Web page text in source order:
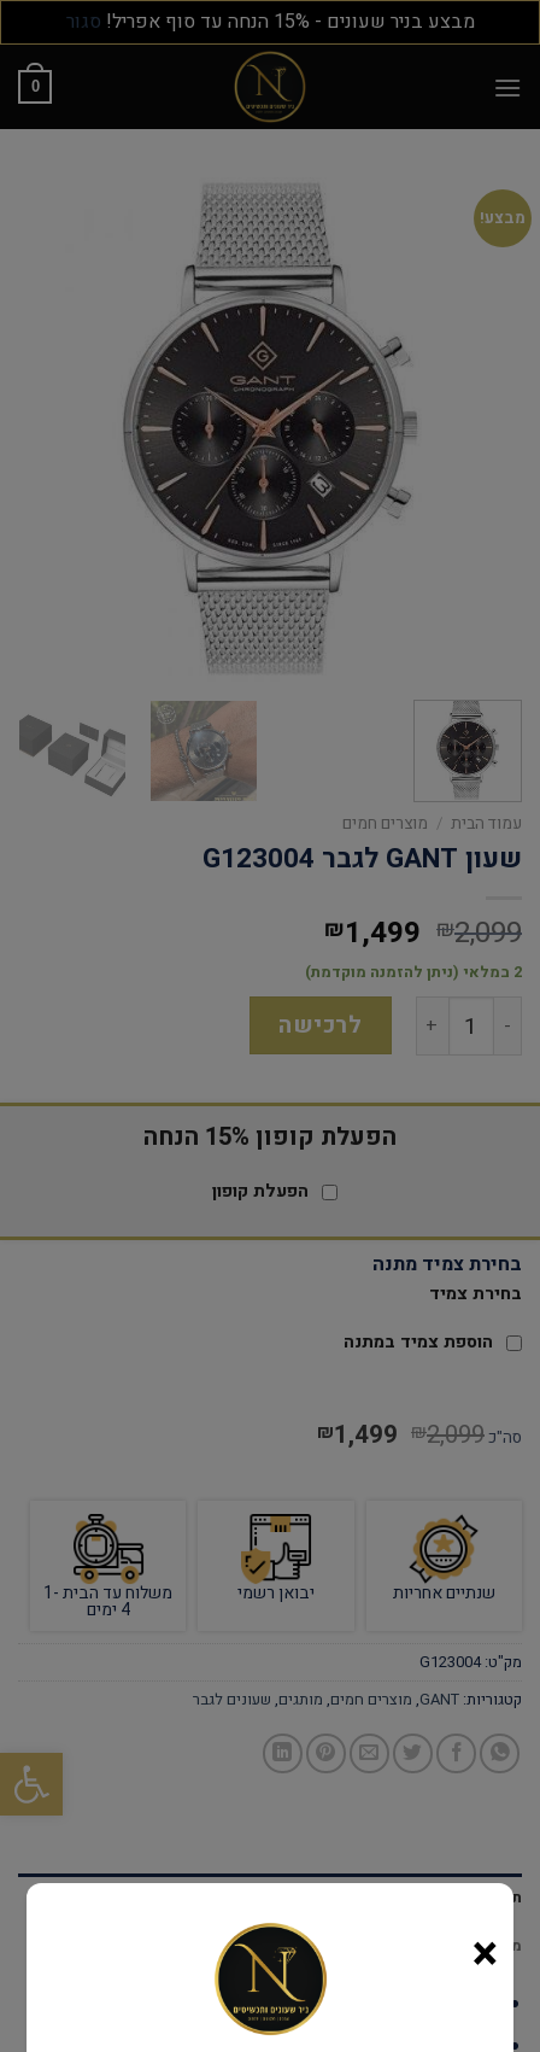
פתח
מבצע בניר שעונים - 15% הנחה עד סוף אפריל! סגור
0
מבצע!
עמוד הבית / מוצרים חמים
שעון GANT לגבר G123004
₪2,099
₪1,499
2 במלאי (ניתן להזמנה מוקדמת)
לרכישה
הפעלת קופון 15% הנחה
הפעלת קופון
בחירת צמיד מתנה
בחירת צמיד
הוספת צמיד במתנה
סה"כ ₪2,099
₪1,499
שנתיים אחריות יבואן רשמי משלוח עד הבית 1-
4 ימים
מק"ט:G123004
קטגוריות: GANT
, מוצרים חמים, מותגים, שעונים לגבר
תיאור
מידע נוסף
×